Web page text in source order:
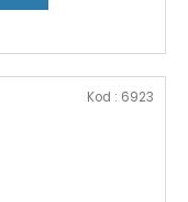
Kod : 6923